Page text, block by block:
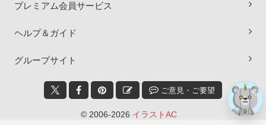
プレミアム会員サービス
ヘルプ＆ガイド
グループサイト
ご意見・ご要望
© 2006-2026 イラストAC